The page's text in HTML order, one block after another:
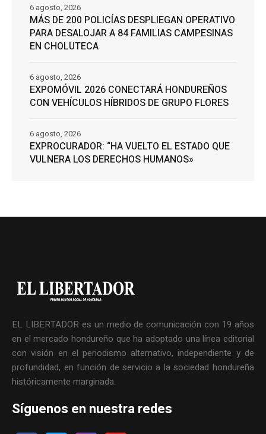
MÁS DE 200 POLICÍAS DESPLIEGAN OPERATIVO
PARA DESALOJAR A 84 FAMILIAS CAMPESINAS
EN CHOLUTECA
6 agosto, 2026
EXPOMÓVIL 2026 CONECTARÁ HONDUREÑOS
CON VEHÍCULOS HÍBRIDOS DE GRUPO FLORES
6 agosto, 2026
EXPROCURADOR: “HA VUELTO EL ESTADO QUE
VULNERA LOS DERECHOS HUMANOS»
6 agosto, 2026
EL LIBERTADOR es un medio de comunicación con 19 años
en el mercado hondureño que ha adoptado una línea editorial
con visión en el periodismo alternativo, independiente y de
profundidad, en función de servicio a la sociedad hondureña
históricamente marginada.
Síguenos en nuestra redes